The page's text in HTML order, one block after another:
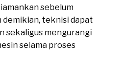
sebelum
demikian, teknisi dapat
sekaligus mengurangi
selama proses